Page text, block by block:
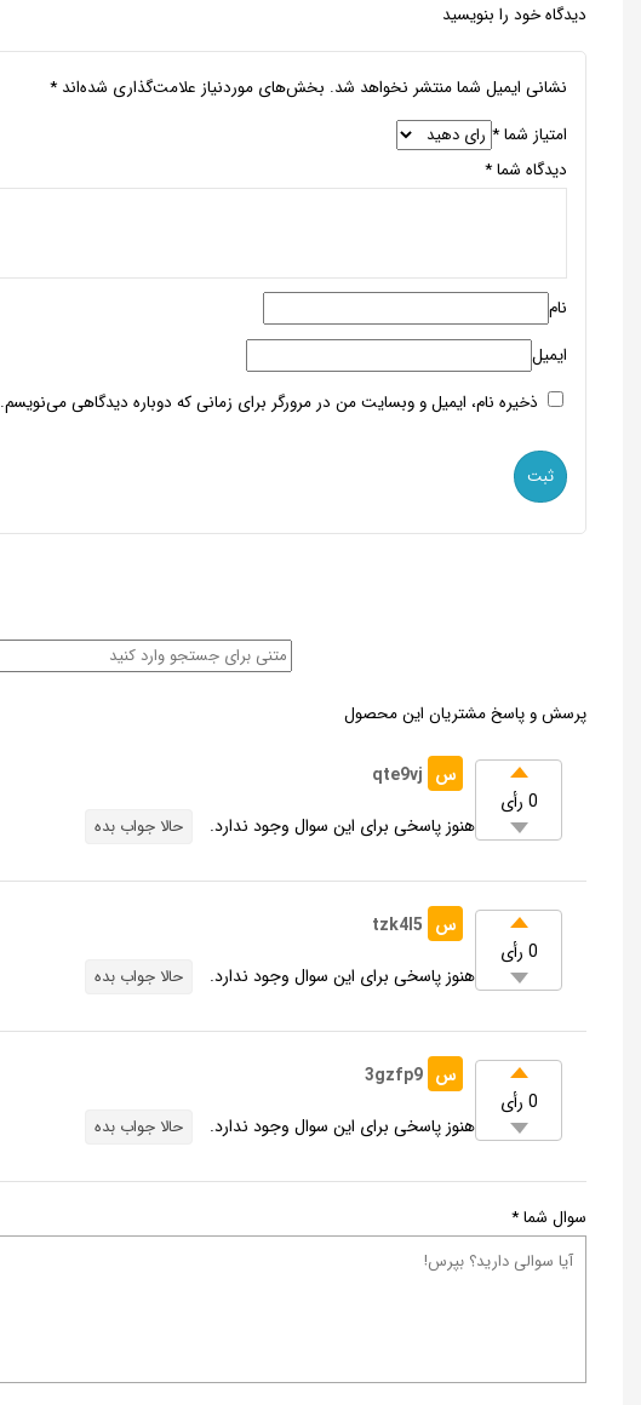
دیدگاه خود را بنویسید
نشانی ایمیل شما منتشر نخواهد شد. بخش‌های موردنیاز علامت‌گذاری شده‌اند *
امتیاز شما*
دیدگاه شما*
نام
ایمیل
ذخیره نام، ایمیل و وبسایت من در مرورگر برای زمانی که دوباره دیدگاهی می‌نویسم.
پرسش و پاسخ مشتریان این محصول
0 رأی
س qte9vj
هنوز پاسخی برای این سوال وجود ندارد.
حالا جواب بده
0 رأی
س tzk4l5
هنوز پاسخی برای این سوال وجود ندارد.
حالا جواب بده
0 رأی
س 3gzfp9
هنوز پاسخی برای این سوال وجود ندارد.
حالا جواب بده
سوال شما*